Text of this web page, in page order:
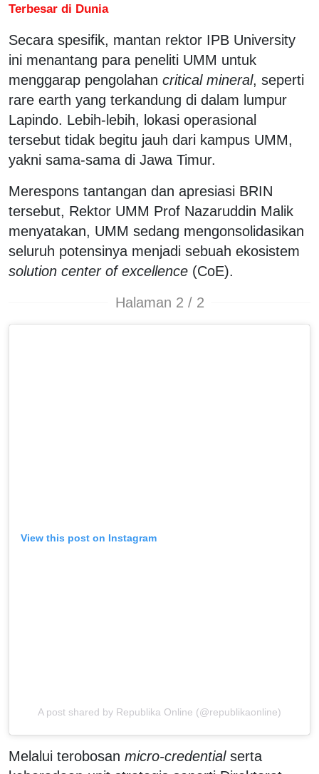
Terbesar di Dunia
Secara spesifik, mantan rektor IPB University
ini menantang para peneliti UMM untuk
menggarap pengolahan critical mineral, seperti
rare earth yang terkandung di dalam lumpur
Lapindo. Lebih-lebih, lokasi operasional
tersebut tidak begitu jauh dari kampus UMM,
yakni sama-sama di Jawa Timur.
Merespons tantangan dan apresiasi BRIN
tersebut, Rektor UMM Prof Nazaruddin Malik
menyatakan, UMM sedang mengonsolidasikan
seluruh potensinya menjadi sebuah ekosistem
solution center of excellence (CoE).
Halaman 2 / 2
View this post on Instagram
A post shared by Republika Online (@republikaonline)
Melalui terobosan micro-credentialserta